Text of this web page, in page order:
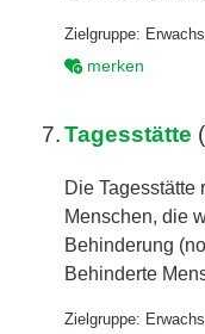
Zielgruppe:
merken
7. Tagesstätte
Die Tagesstätte
Menschen, die
Behinderung
Behinderte
Zielgruppe: